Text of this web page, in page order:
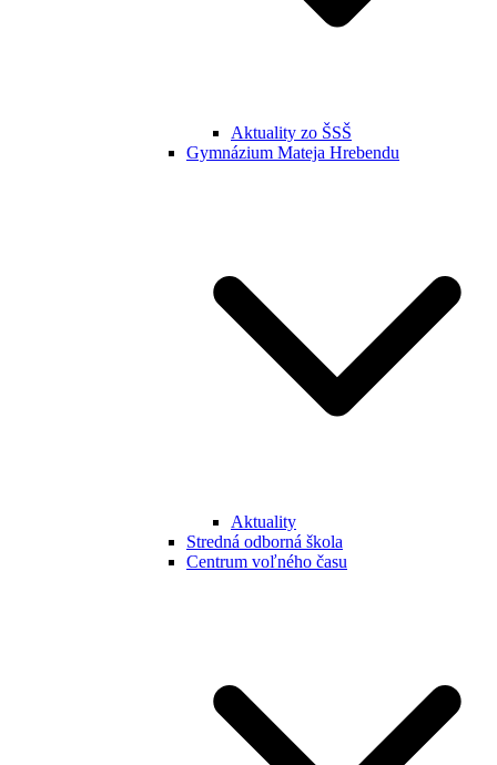
Aktuality zo ŠSŠ
Gymnázium Mateja Hrebendu
Aktuality
Stredná odborná škola
Centrum voľného času